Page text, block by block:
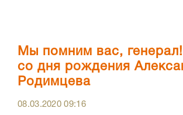
Мы помним вас,
со дня рождения
Родимцева
08.03.202009:16